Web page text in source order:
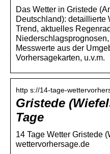
Das Wetter in Gristede
Deutschland): detaillierte
Trend, aktuelles
Messwerte aus der
Vorhersagekarten, u.v.m.
http s://14-tage-
Gristede
Tage
14 Tage Wetter Gristede
wettervorhersage.de